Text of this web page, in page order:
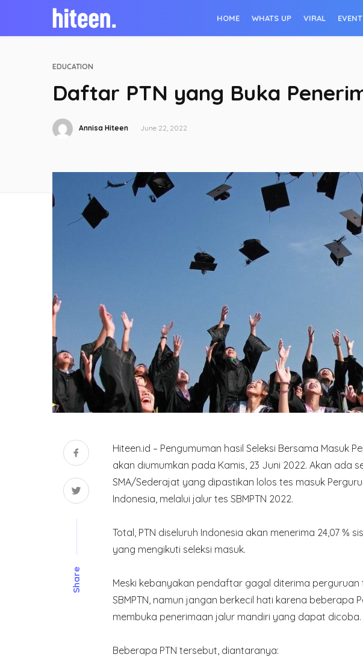
HOME WHATS UP VIRAL EVENT
EDUCATION
Daftar PTN yang Buka
Annisa Hiteen June 22, 2022
Share
Hiteen.id – Pengumuman hasil Seleksi Bersama Masuk
akan diumumkan pada Kamis, 23 Juni 2022. Akan ada
SMA/Sederajat yang dipastikan lolos tes masuk
Indonesia, melalui jalur tes SBMPTN 2022.
Total, PTN diseluruh Indonesia akan menerima 24,07 %
yang mengikuti seleksi masuk.
Meski kebanyakan pendaftar gagal diterima perguruan
SBMPTN, namun jangan berkecil hati karena beberapa
membuka penerimaan jalur mandiri yang dapat dicoba.
Beberapa PTN tersebut, diantaranya: